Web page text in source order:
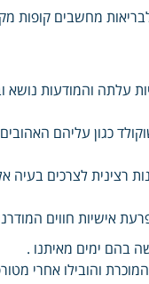
מחשבים קופות
עלתה והמודעות
כגון עליהם
רצינית לצרכים בעיה
אישיות חווים
בהם ימים מאיתנו .
והובילו אחרי